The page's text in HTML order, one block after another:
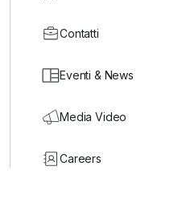
Contatti
Eventi & News
Media Video
Careers